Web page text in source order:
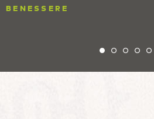
BENESSERE